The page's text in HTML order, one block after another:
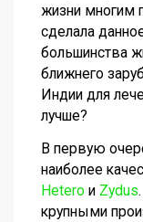
жизни многим
сделала
большинства
ближнего
Индии для
лучше?
В первую
наиболее
Hetero и Zydus
крупными